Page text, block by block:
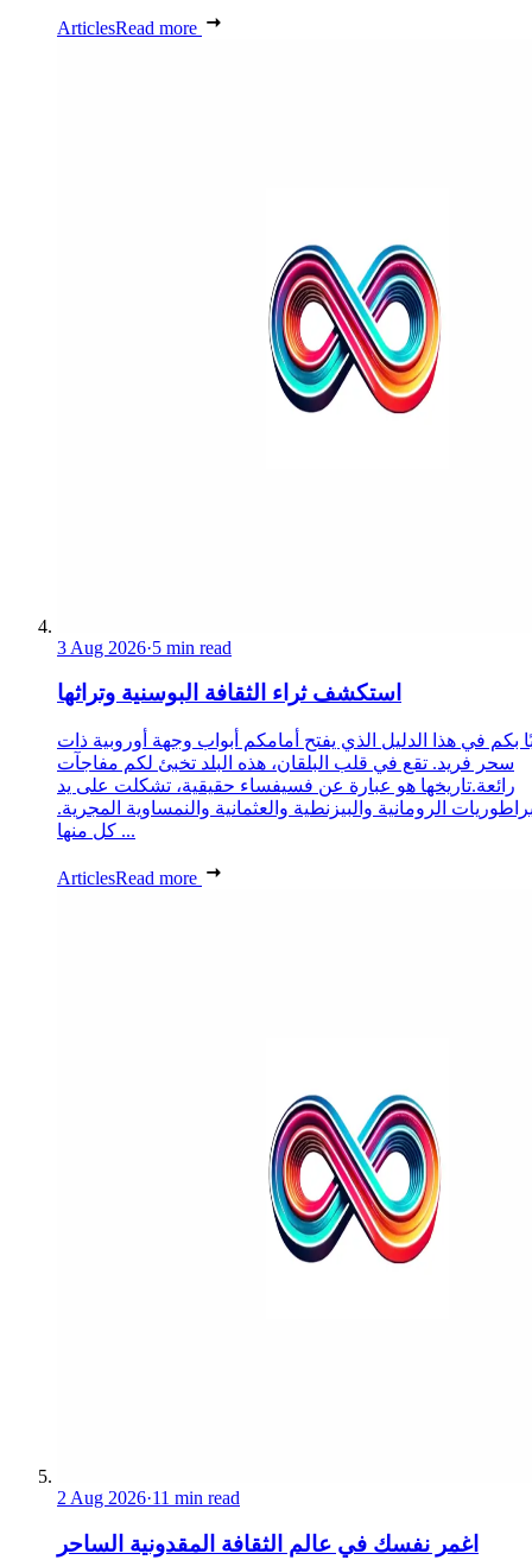
ArticlesRead more
3 Aug 2026·5 min read
استكشف ثراء الثقافة البوسنية وتراثها
بكم في هذا الدليل الذي يفتح أمامكم أبواب وجهة أوروبية ذات
سحر فريد. تقع في قلب البلقان، هذه البلد تخبئ لكم مفاجآت
رائعة.تاريخها هو عبارة عن فسيفساء حقيقية، تشكلت على يد
الرومانية والبيزنطية والعثمانية والنمساوية المجرية.
كل منها ...
ArticlesRead more
2 Aug 2026·11 min read
اغمر نفسك في عالم الثقافة المقدونية الساحر